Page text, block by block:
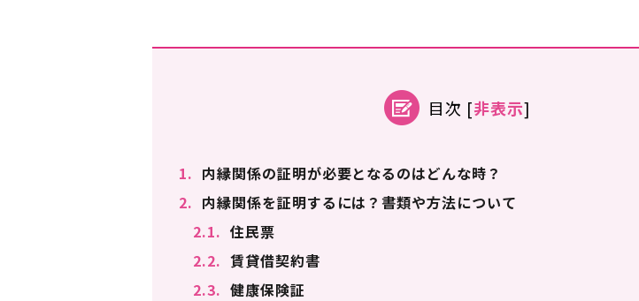
目次 [非表示]
1. 内縁関係の証明が必要となるのはどんな時？
2. 内縁関係を証明するには？書類や方法について
2.1. 住民票
2.2. 賃貸借契約書
2.3. 健康保険証